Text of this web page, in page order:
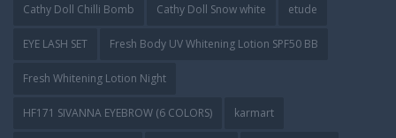
Cathy Doll Chilli Bomb Cathy Doll Snow white etude
EYE LASH SET Fresh Body UV Whitening Lotion SPF50 BB
Fresh Whitening Lotion Night
HF171 SIVANNA EYEBROW (6 COLORS) karmart